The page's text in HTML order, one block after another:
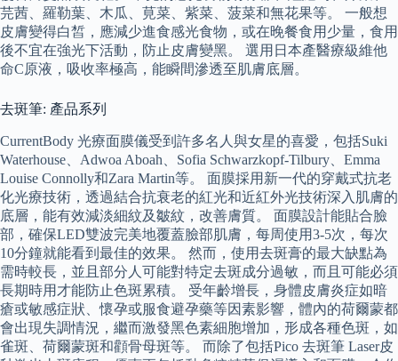
芫茜、羅勒葉、木瓜、莧菜、紫菜、菠菜和無花果等。 一般想
皮膚變得白皙，應減少進食感光食物，或在晚餐食用少量，食用
後不宜在強光下活動，防止皮膚變黑。 選用日本產醫療級維他
命C原液，吸收率極高，能瞬間滲透至肌膚底層。
去斑筆: 產品系列
CurrentBody 光療面膜儀受到許多名人與女星的喜愛，包括Suki
Waterhouse、Adwoa Aboah、Sofia Schwarzkopf-Tilbury、Emma
Louise Connolly和Zara Martin等。 面膜採用新一代的穿戴式抗老
化光療技術，透過結合抗衰老的紅光和近紅外光技術深入肌膚的
底層，能有效減淡細紋及皺紋，改善膚質。 面膜設計能貼合臉
部，確保LED雙波完美地覆蓋臉部肌膚，每周使用3-5次，每次
10分鐘就能看到最佳的效果。 然而，使用去斑膏的最大缺點為
需時較長，並且部分人可能對特定去斑成分過敏，而且可能必須
長期時用才能防止色斑累積。 受年齡增長，身體皮膚炎症如暗
瘡或敏感症狀、懷孕或服食避孕藥等因素影響，體內的荷爾蒙都
會出現失調情況，繼而激發黑色素細胞增加，形成各種色斑，如
雀斑、荷爾蒙斑和顴骨母斑等。 而除了包括Pico 去斑筆 Laser皮